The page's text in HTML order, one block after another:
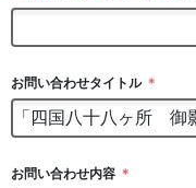
お問い合わせタイトル ＊
お問い合わせ内容 ＊